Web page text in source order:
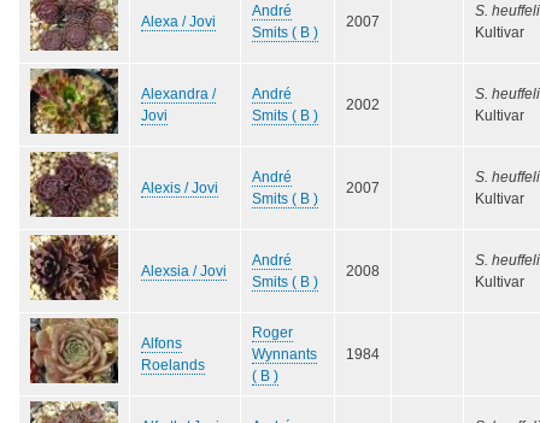
Alexa / Jovi
André
Smits ( B )
2007
S.
Kultivar
Alexandra /
Jovi
André
Smits ( B )
2002
S.
Kultivar
Alexis / Jovi
André
Smits ( B )
2007
S.
Kultivar
Alexsia / Jovi
André
Smits ( B )
2008
S.
Kultivar
Alfons
Roelands
Roger
Wynnants
( B )
1984